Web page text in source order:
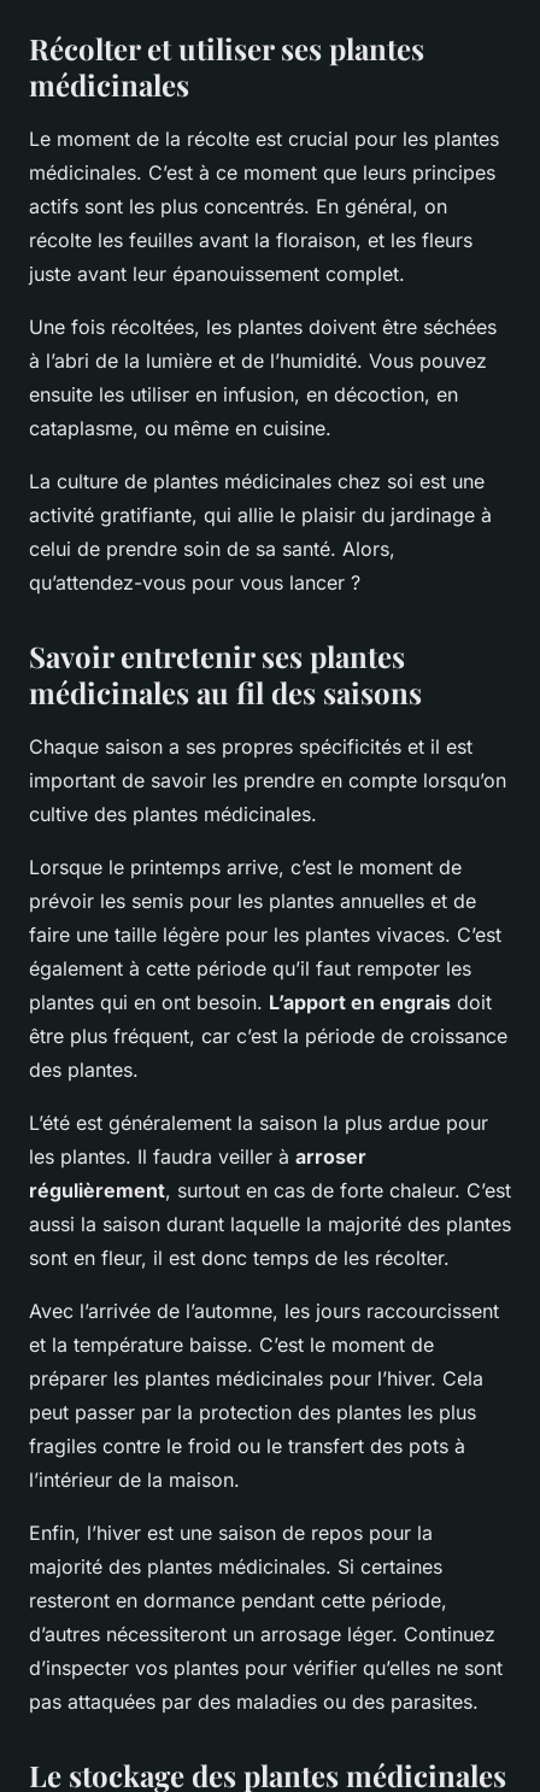
Récolter et utiliser ses plantes
médicinales
Le moment de la récolte est crucial pour les plantes
médicinales. C’est à ce moment que leurs principes
actifs sont les plus concentrés. En général, on
récolte les feuilles avant la floraison, et les fleurs
juste avant leur épanouissement complet.
Une fois récoltées, les plantes doivent être séchées
à l’abri de la lumière et de l’humidité. Vous pouvez
ensuite les utiliser en infusion, en décoction, en
cataplasme, ou même en cuisine.
La culture de plantes médicinales chez soi est une
activité gratifiante, qui allie le plaisir du jardinage à
celui de prendre soin de sa santé. Alors,
qu’attendez-vous pour vous lancer ?
Savoir entretenir ses plantes
médicinales au fil des saisons
Chaque saison a ses propres spécificités et il est
important de savoir les prendre en compte lorsqu’on
cultive des plantes médicinales.
Lorsque le printemps arrive, c’est le moment de
prévoir les semis pour les plantes annuelles et de
faire une taille légère pour les plantes vivaces. C’est
également à cette période qu’il faut rempoter les
plantes qui en ont besoin. L’apport en engrais doit
être plus fréquent, car c’est la période de croissance
des plantes.
L’été est généralement la saison la plus ardue pour
les plantes. Il faudra veiller à arroser
régulièrement, surtout en cas de forte chaleur. C’est
aussi la saison durant laquelle la majorité des plantes
sont en fleur, il est donc temps de les récolter.
Avec l’arrivée de l’automne, les jours raccourcissent
et la température baisse. C’est le moment de
préparer les plantes médicinales pour l’hiver. Cela
peut passer par la protection des plantes les plus
fragiles contre le froid ou le transfert des pots à
l’intérieur de la maison.
Enfin, l’hiver est une saison de repos pour la
majorité des plantes médicinales. Si certaines
resteront en dormance pendant cette période,
d’autres nécessiteront un arrosage léger. Continuez
d’inspecter vos plantes pour vérifier qu’elles ne sont
pas attaquées par des maladies ou des parasites.
Le stockage des plantes médicinales